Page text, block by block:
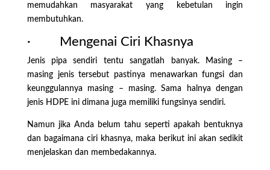
memudahkan masyarakat yang kebetulan ingin
membutuhkan.
· Mengenai Ciri Khasnya
Jenis pipa sendiri tentu sangatlah banyak. Masing –
masing jenis tersebut pastinya menawarkan fungsi dan
keunggulannya masing – masing. Sama halnya dengan
jenis HDPE ini dimana juga memiliki fungsinya sendiri.
Namun jika Anda belum tahu seperti apakah bentuknya
dan bagaimana ciri khasnya, maka berikut ini akan sedikit
menjelaskan dan membedakannya.